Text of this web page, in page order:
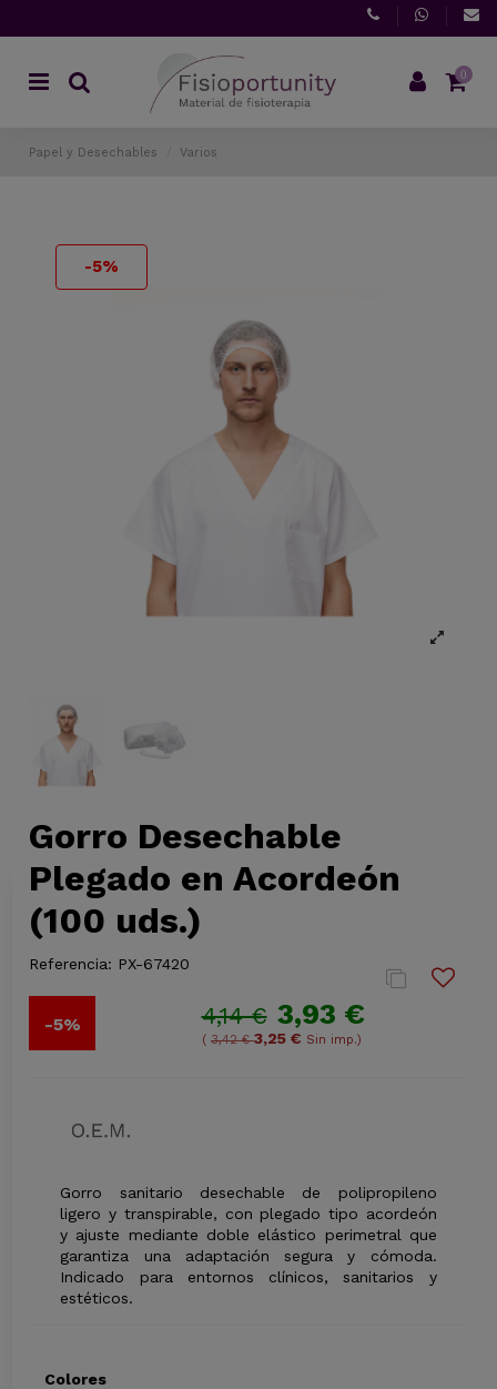
0
Papel y Desechables Varios
-5%
Gorro Desechable
Plegado en Acordeón
(100 uds.)
Referencia: PX-67420
-5% 4,14 € 3,93 €
( 3,42 €3,25 € Sin imp.)
Gorro sanitario desechable de polipropileno
ligero y transpirable, con plegado tipo acordeón
y ajuste mediante doble elástico perimetral que
garantiza una adaptación segura y cómoda.
Indicado para entornos clínicos, sanitarios y
estéticos.
Colores